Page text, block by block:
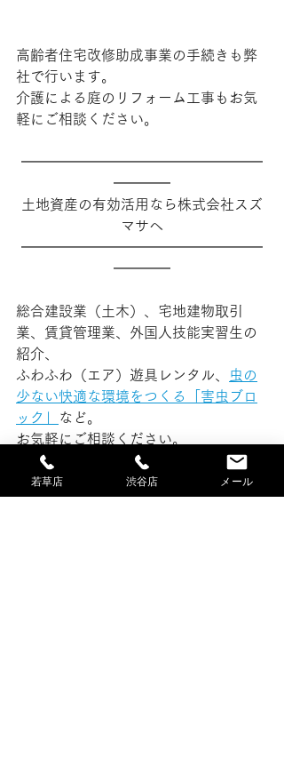
高齢者住宅改修助成事業の手続きも弊
社で行います。
介護による庭のリフォーム工事もお気
軽にご相談ください。
━━━━━━━━━━━━━━━━━
━━━━
土地資産の有効活用なら株式会社スズ
マサへ
━━━━━━━━━━━━━━━━━
━━━━
総合建設業（土木）、宅地建物取引
業、賃貸管理業、外国人技能実習生の
紹介、
ふわふわ（エア）遊具レンタル、
虫の
少ない快適な環境をつくる「害虫ブロ
ック」
など。
お気軽にご相談ください。
土木工事
若草店 渋谷店 メール